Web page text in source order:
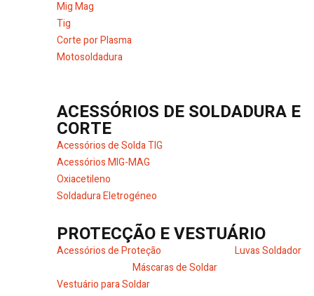
Mig Mag
Tig
Corte por Plasma
Motosoldadura
ACESSÓRIOS DE SOLDADURA E
CORTE
Acessórios de Solda TIG
Acessórios MIG-MAG
Oxiacetileno
Soldadura Eletrogéneo
PROTECÇÃO E VESTUÁRIO
Acessórios de Proteção
Luvas Soldador
Máscaras de Soldar
Vestuário para Soldar